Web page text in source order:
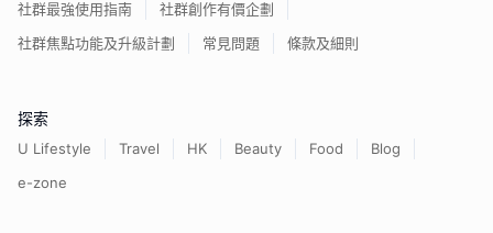
社群最強使用指南
社群創作有價企劃
社群焦點功能及升級計劃
常見問題 條款及細則
探索
U Lifestyle Travel HK Beauty Food
Blog
e-zone